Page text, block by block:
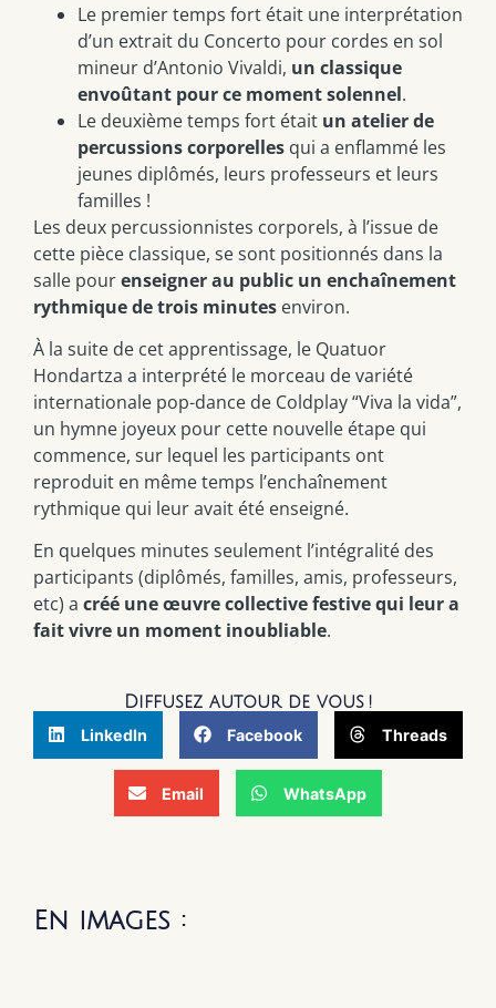
Le premier temps fort était une interprétation
d’un extrait du Concerto pour cordes en sol
mineur d’Antonio Vivaldi, un classique
envoûtant pour ce moment solennel.
Le deuxième temps fort était un atelier de
percussions corporelles qui a enflammé les
jeunes diplômés, leurs professeurs et leurs
familles !
Les deux percussionnistes corporels, à l’issue de
cette pièce classique, se sont positionnés dans la
salle pourenseigner au public un enchaînement
rythmique de trois minutes environ.
À la suite de cet apprentissage, le Quatuor
Hondartza a interprété le morceau de variété
internationale pop-dance de Coldplay “Viva la vida”,
un hymne joyeux pour cette nouvelle étape qui
commence, sur lequel les participants ont
reproduit en même temps l’enchaînement
rythmique qui leur avait été enseigné.
En quelques minutes seulement l’intégralité des
participants (diplômés, familles, amis, professeurs,
etc) a créé une œuvre collective festive qui leur a
fait vivre un moment inoubliable.
Diffusez autour de vous !
LinkedIn Facebook Threads
Email WhatsApp
En images :